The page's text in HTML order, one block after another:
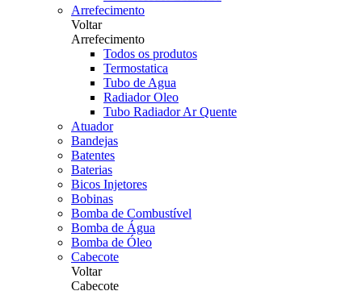
Arrefecimento
Voltar
Arrefecimento
Todos os produtos
Termostatica
Tubo de Agua
Radiador Oleo
Tubo Radiador Ar Quente
Atuador
Bandejas
Batentes
Baterias
Bicos Injetores
Bobinas
Bomba de Combustível
Bomba de Água
Bomba de Óleo
Cabecote
Voltar
Cabecote